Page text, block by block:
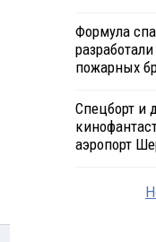
Формула
пожарных
Спецборт и
аэропорт